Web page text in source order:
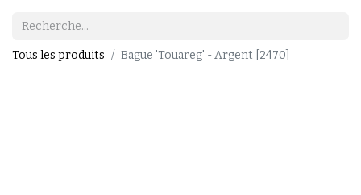
Tous les produits Bague 'Touareg' - Argent [2470]